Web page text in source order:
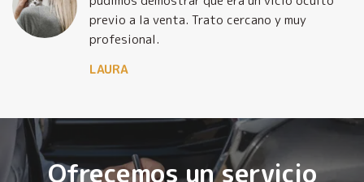
previo a la venta. Trato cercano y muy
profesional.
LAURA
Ofrecemos un servicio